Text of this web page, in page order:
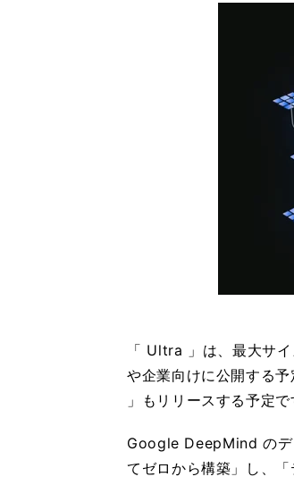
「 Ultra 」は、最大サ
や企業向けに公開する
」もリリースする予定で
Google DeepMind のデ
てゼロから構築」し、